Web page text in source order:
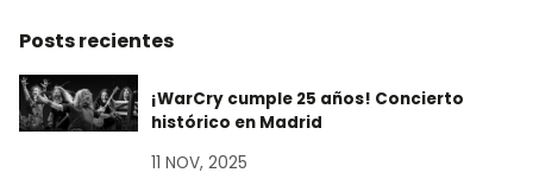
Posts recientes
¡WarCry cumple 25 años! Concierto
histórico en Madrid
11 NOV, 2025